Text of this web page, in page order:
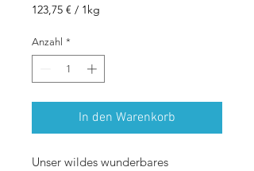
123,75 € / 1kg
pro
1
Kilogramm
Anzahl *
In den Warenkorb
Unser wildes wunderbares